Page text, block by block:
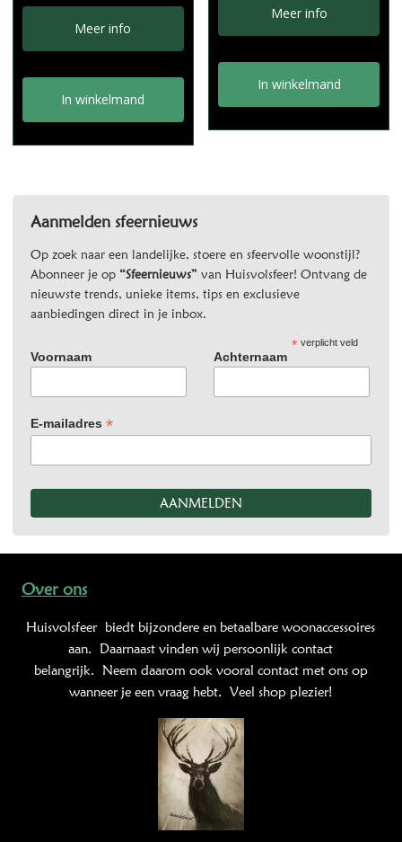
Meer info
In winkelmand
Meer info
In winkelmand
Aanmelden sfeernieuws
Op zoek naar een landelijke, stoere en sfeervolle woonstijl?
Abonneer je op “Sfeernieuws” van Huisvolsfeer! Ontvang de
nieuwste trends, unieke items, tips en exclusieve
aanbiedingen direct in je inbox.
*verplicht veld
Voornaam Achternaam
E-mailadres *
Over ons
Huisvolsfeer biedt bijzondere en betaalbare woonaccessoires
aan. Daarnaast vinden wij persoonlijk contact
belangrijk. Neem daarom ook vooral contact met ons op
wanneer je een vraag hebt. Veel shop plezier!